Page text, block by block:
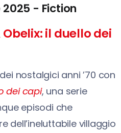
- Fiction
il duello dei
nostalgici anni ’70 con
dei capi, una serie
episodi che
dell’ineluttabile villaggio